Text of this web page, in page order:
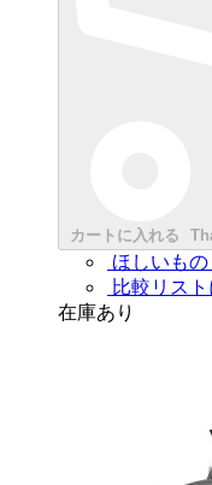
カートに入れる
ほしいも
比較リス
在庫あり